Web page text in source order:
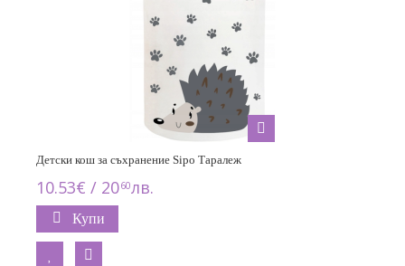
Детски кош за съхранение Sipo Таралеж
10.53€ / 2060лв.
Купи